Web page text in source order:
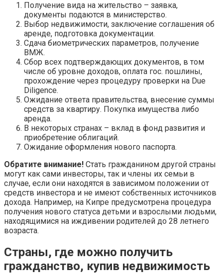
Получение вида на жительство – заявка,
документы подаются в министерство.
Выбор недвижимости, заключение соглашения об
аренде, подготовка документации.
Сдача биометрических параметров, получение
ВМЖ.
Сбор всех подтверждающих документов, в том
числе об уровне доходов, оплата гос. пошлины,
прохождение через процедуру проверки на Due
Diligence.
Ожидание ответа правительства, внесение суммы
средств за квартиру. Покупка имущества либо
аренда.
В некоторых странах – вклад в фонд развития и
приобретение облигаций.
Ожидание оформления нового паспорта.
Обратите внимание! Стать гражданином другой страны
могут как сами инвесторы, так и члены их семьи в
случае, если они находятся в зависимом положении от
средств инвестора и не имеют собственных источников
дохода. Например, на Кипре предусмотрена процедура
получения нового статуса детьми и взрослыми людьми,
находящимися на иждивении родителей до 28 летнего
возраста.
Страны, где можно получить
гражданство, купив недвижимость